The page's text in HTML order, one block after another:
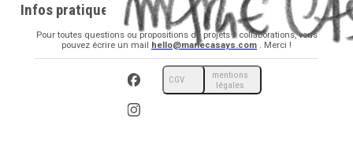
Infos pratiques
Pour toutes questions ou propositions de projets / collaborations, vous
pouvez écrire un mail
hello@mariecasays.com . Merci !
mentions
légales
CGV